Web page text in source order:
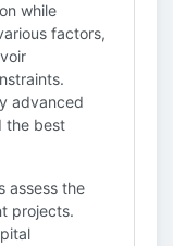
while
factors,
advanced
the best
assess the
projects.